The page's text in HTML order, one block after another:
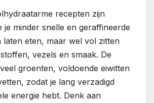
recepten zijn
je minder snelle en geraffineerde
laten eten, maar wel vol zitten
vezels en smaak. De
groenten, voldoende eiwitten
zodat je lang verzadigd
energie hebt. Denk aan